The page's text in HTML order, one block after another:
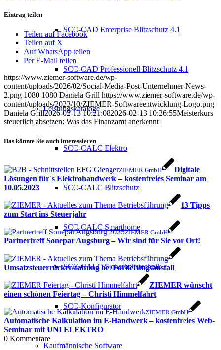
SCC-CAD Enterprise Blitzschutz 4.1
SCC-CAD Professionell Blitzschutz 4.1
Leistungskataloge
SCC-CALC Elektro
SCC-CALC Blitzschutz
SCC-CALC Smarthome
SCC-CALC Sicherheitstechnik
SCC-Konfigurator
Kaufmännische Software
Eintrag teilen
Teilen auf Facebook
Teilen auf X
Auf WhatsApp teilen
Per E-Mail teilen
https://www.ziemer-software.de/wp-
content/uploads/2026/02/Social-Media-Post-Unternehmer-News-
2.png 1080 1080 Daniela Grill https://www.ziemer-software.de/wp-
content/uploads/2023/10/ZIEMER-Softwareentwicklung-Logo.png
Daniela Grill2026-02-13 10:21:082026-02-13 10:26:55Meisterkurs
steuerlich absetzen: Was das Finanzamt anerkennt
Das könnte Sie auch interessieren
ZIEMER GmbH
Digitale
Lösungen für´s Elektrohandwerk – kostenfreies Seminar am
10.05.2023
13 Tipps
zum Start ins Steuerjahr
ZIEMER GmbH
Partnertreff Sonepar Augsburg – Wir sind für Sie vor Ort!
Umsatzsteuerrückerstattung bei Forderungsausfall
ZIEMER wünscht
einen schönen Feiertag – Christi Himmelfahrt
ZIEMER GmbH
Automatische Kalkulation im E-Handwerk – kostenfreies Web-
Seminar mit UNI ELEKTRO
0 Kommentare